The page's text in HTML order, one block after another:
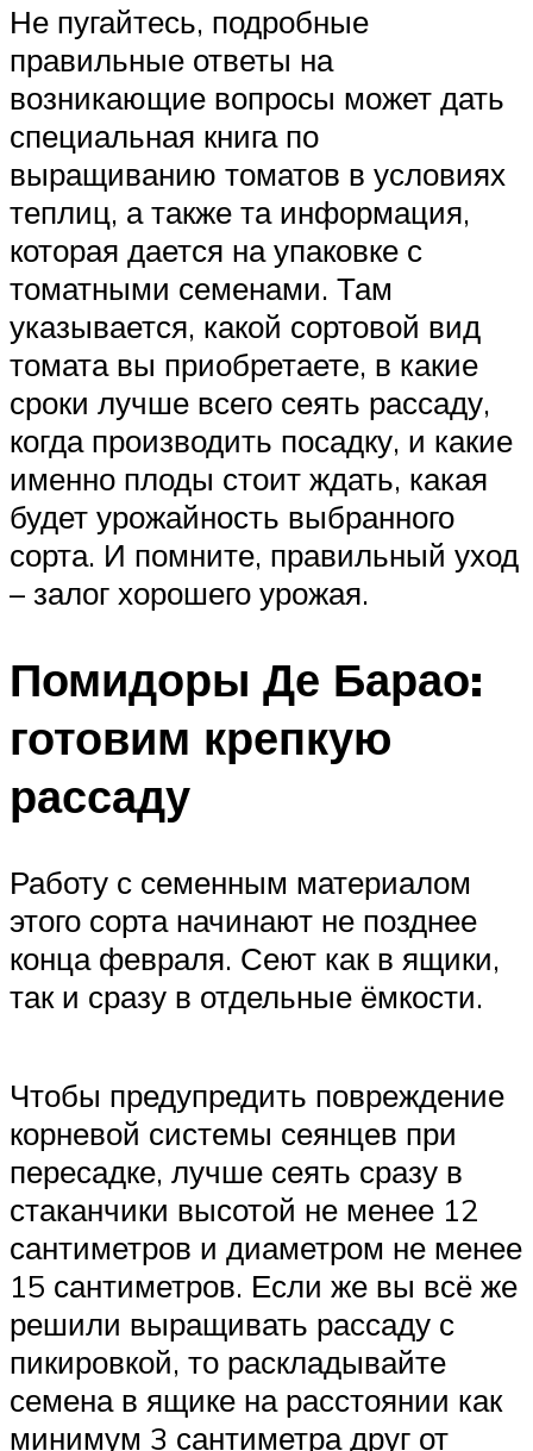
Не пугайтесь, подробные
правильные ответы на
возникающие вопросы может дать
специальная книга по
выращиванию томатов в условиях
теплиц, а также та информация,
которая дается на упаковке с
томатными семенами. Там
указывается, какой сортовой вид
томата вы приобретаете, в какие
сроки лучше всего сеять рассаду,
когда производить посадку, и какие
именно плоды стоит ждать, какая
будет урожайность выбранного
сорта. И помните, правильный уход
– залог хорошего урожая.
Помидоры Де Барао:
готовим крепкую
рассаду
Работу с семенным материалом
этого сорта начинают не позднее
конца февраля. Сеют как в ящики,
так и сразу в отдельные ёмкости.
Чтобы предупредить повреждение
корневой системы сеянцев при
пересадке, лучше сеять сразу в
стаканчики высотой не менее 12
сантиметров и диаметром не менее
15 сантиметров. Если же вы всё же
решили выращивать рассаду с
пикировкой, то раскладывайте
семена в ящике на расстоянии как
минимум 3 сантиметра друг от